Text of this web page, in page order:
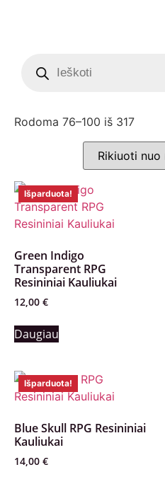
Rodoma 76–100 iš 317
Išparduota!
Green Indigo
Transparent RPG
Resininiai Kauliukai
12,00 €
Daugiau
Išparduota!
Blue Skull RPG Resininiai
Kauliukai
14,00 €